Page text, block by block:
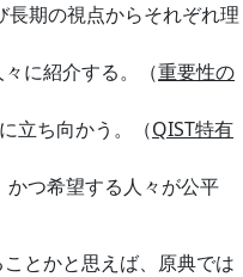
期の視点からそれぞれ理
に紹介する。（重要性の
立ち向かう。（QIST特有
つ希望する人々が公平
とかと思えば、原典では